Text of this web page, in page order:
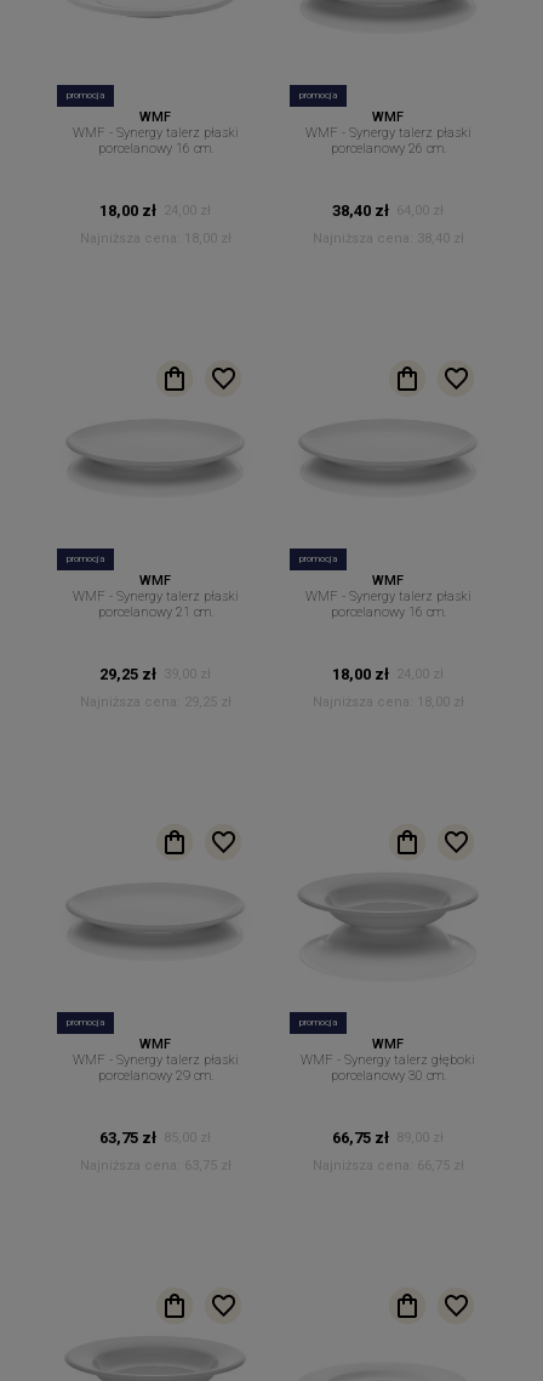
promocja
WMF
WMF - Synergy talerz płaski
porcelanowy 16 cm.
18,00 zł 24,00 zł
Najniższa cena:
18,00 zł
promocja
WMF
WMF - Synergy talerz płaski
porcelanowy 26 cm.
38,40 zł 64,00 zł
Najniższa cena:
38,40 zł
promocja
WMF
WMF - Synergy talerz płaski
porcelanowy 21 cm.
29,25 zł
39,00 zł
Najniższa cena:
29,25 zł
promocja
WMF
WMF - Synergy talerz płaski
porcelanowy 16 cm.
18,00 zł 24,00 zł
Najniższa cena:
18,00 zł
promocja
WMF
WMF - Synergy talerz płaski
porcelanowy 29 cm.
63,75 zł
85,00 zł
Najniższa cena:
63,75 zł
promocja
WMF
WMF - Synergy talerz głęboki
porcelanowy 30 cm.
66,75 zł
89,00 zł
Najniższa cena:
66,75 zł